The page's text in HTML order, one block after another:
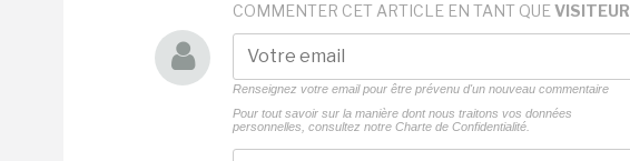
COMMENTER CET ARTICLE EN TANT QUE VISITEUR
Renseignez votre email pour être prévenu d'un nouveau commentaire
Pour tout savoir sur la manière dont nous traitons vos données
personnelles, consultez notre Charte de Confidentialité.